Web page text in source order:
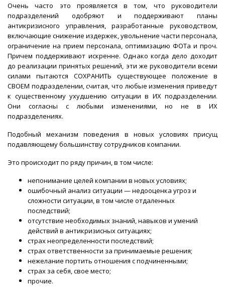
Очень часто это проявляется в том, что руководители
подразделений одобряют и поддерживают планы
антикризисного управления, разработанные руководством,
включающие снижение издержек, увольнение части персонала,
ограничение на прием персонала, оптимизацию ФОТа и проч.
Причем поддерживают искренне. Однако когда дело доходит
до реализации принятых решений, эти же руководители всеми
силами пытаются СОХРАНИТЬ существующее положение в
СВОЕМ подразделении, считая, что любые изменения приведут
к существенному ухудшению ситуации в ИХ подразделении.
Они согласны с любыми изменениями, но не в ИХ
подразделениях.
Подобный механизм поведения в новых условиях присущ
подавляющему большинству сотрудников компании.
Это происходит по ряду причин, в том числе:
непонимание целей компании в новых условиях;
ошибочный анализ ситуации — недооценка угроз и
сложности ситуации, в том числе отдаленных
последствий;
отсутствие необходимых знаний, навыков и умений
действий в антикризисных ситуациях;
страх неопределенности последствий;
страх ответственности за принимаемые решения;
нежелание портить отношения с подчиненными;
страх за себя, свое место;
прочие.